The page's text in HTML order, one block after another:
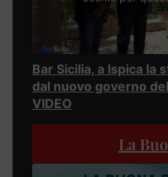
Bar Sicilia, a Ispica la
dal nuovo governo
VIDEO
La